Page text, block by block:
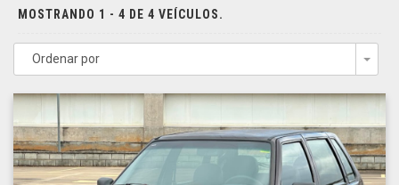
MOSTRANDO 1 - 4 DE 4 VEÍCULOS.
Ordenar por